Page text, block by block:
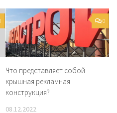
0
Что представляет собой
крышная рекламная
конструкция?
08.12.2022